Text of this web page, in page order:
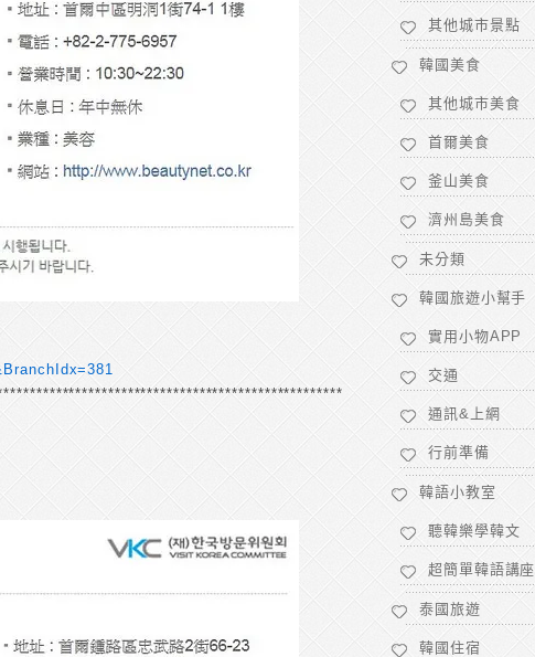
其他城市景點
韓國美食
其他城市美食
首爾美食
釜山美食
濟州島美食
未分類
韓國旅遊小幫手
實用小物APP
交通
通訊&上網
行前準備
韓語小教室
聽韓樂學韓文
超簡單韓語講座
泰國旅遊
韓國住宿